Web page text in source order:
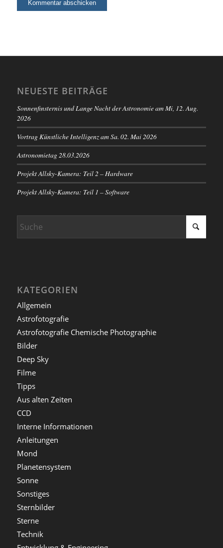
NEUESTE BEITRÄGE
Sonnenfinsternis und Lange Nacht der Astronomie am Mi, 12. Aug.
2026
Vortrag Künstliche Intelligenz am Sa. 02. Mai 2026
Astronomietag 28.03.2026
Projekt Allsky-Kamera: Teil 2 – Hardware
Projekt Allsky-Kamera: Teil 1 – Software
KATEGORIEN
Allgemein
Astrofotografie
Astrofotografie Chemische Photographie
Bilder
Deep Sky
Filme
Tipps
Aus alten Zeiten
CCD
Interne Informationen
Anleitungen
Mond
Planetensystem
Sonne
Sonstiges
Sternbilder
Sterne
Technik